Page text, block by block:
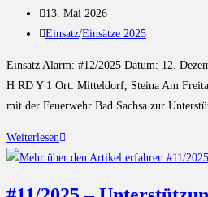
13. Mai 2026
Einsatz/Einsätze 2025
Einsatz Alarm: #12/2025 Datum: 12.
H RD Y 1 Ort: Mitteldorf, Steina Am
mit der Feuerwehr Bad Sachsa zur
Weiterlesen